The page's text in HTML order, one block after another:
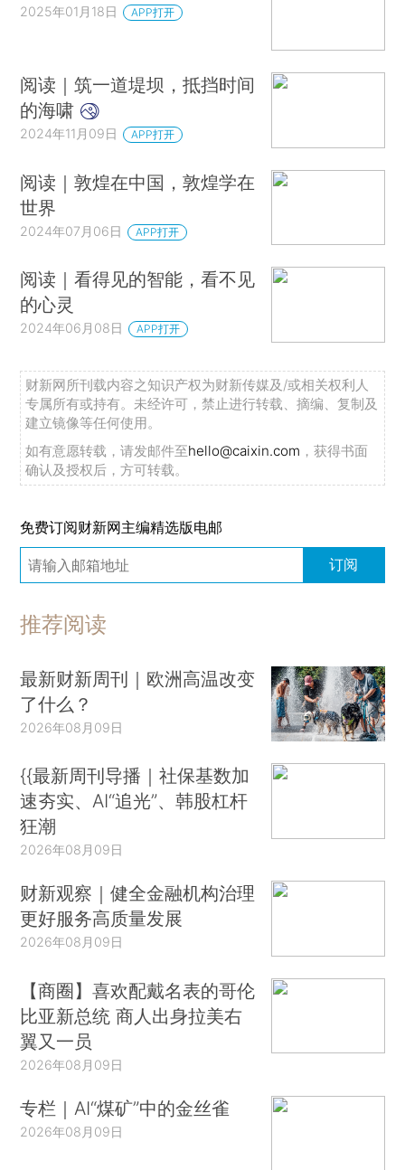
2025年01月18日 APP打开
阅读｜筑一道堤坝，抵挡时间
的海啸
2024年11月09日 APP打开
阅读｜敦煌在中国，敦煌学在
世界
2024年07月06日 APP打开
阅读｜看得见的智能，看不见
的心灵
2024年06月08日 APP打开
财新网所刊载内容之知识产权为财新传媒及/或相关权利人
专属所有或持有。未经许可，禁止进行转载、摘编、复制及
建立镜像等任何使用。
如有意愿转载，请发邮件至hello@caixin.com ，获得书面
确认及授权后，方可转载。
免费订阅财新网主编精选版电邮
订阅
推荐阅读
最新财新周刊｜欧洲高温改变
了什么？
2026年08月09日
{{最新周刊导播｜社保基数加
速夯实、AI“追光”、韩股杠杆
狂潮
2026年08月09日
财新观察｜健全金融机构治理
更好服务高质量发展
2026年08月09日
【商圈】喜欢配戴名表的哥伦
比亚新总统 商人出身拉美右
翼又一员
2026年08月09日
专栏｜AI“煤矿”中的金丝雀
2026年08月09日